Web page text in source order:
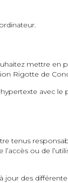
mettre en
Rigotte de
avec le
tenus
ou de
jour des